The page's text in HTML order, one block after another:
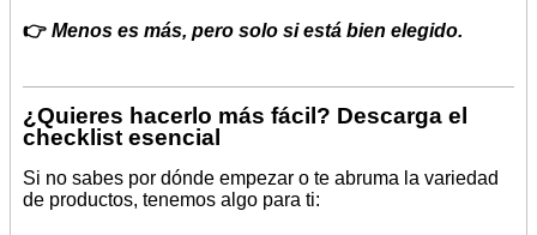
👉 Menos es más, pero solo si está bien elegido.
¿Quieres hacerlo más fácil? Descarga el
checklist esencial
Si no sabes por dónde empezar o te abruma la variedad
de productos, tenemos algo para ti: